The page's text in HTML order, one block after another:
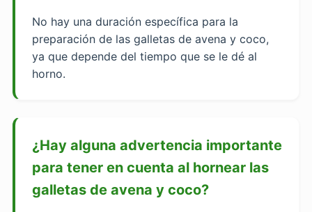
No hay una duración específica para la
preparación de las galletas de avena y coco,
ya que depende del tiempo que se le dé al
horno.
¿Hay alguna advertencia importante
para tener en cuenta al hornear las
galletas de avena y coco?